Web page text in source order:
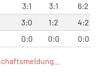
3:1 3:1
6:2
3:0 1:2
4:2
0:0 0:0 0:0